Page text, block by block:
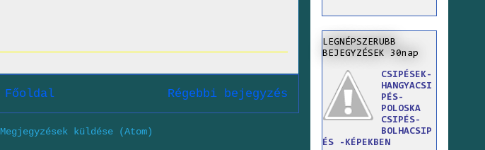
Régebbi bejegyzés
Főoldal
Megjegyzések küldése (Atom)
LEGNÉPSZERUBB
BEJEGYZÉSEK 30nap
CSIPÉSEK-
HANGYACSI
PÉS-
POLOSKA
CSIPÉS-
BOLHACSIP
ÉS -KÉPEKBEN